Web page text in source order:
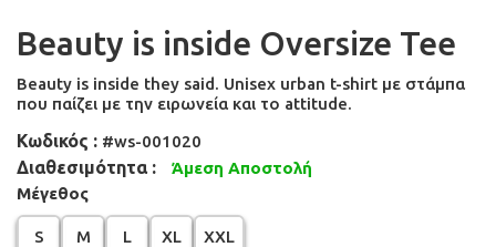
Beauty is inside Oversize Tee
Beauty is inside they said. Unisex urban t-shirt με στάμπα
που παίζει με την ειρωνεία και το attitude.
Κωδικός : #ws-001020
Διαθεσιμότητα :
Άμεση Αποστολή
Μέγεθος
S M L XL XXL